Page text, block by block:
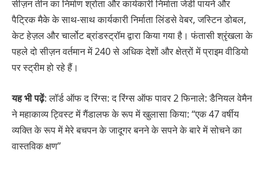
सीज़न तीन का निर्माण श्रोता और कार्यकारी निर्माता जेडी पायने और
पैट्रिक मैके के साथ-साथ कार्यकारी निर्माता लिंडसे वेबर, जस्टिन डोबल,
केट हेज़ल और चार्लोट ब्रांडस्ट्रॉम द्वारा किया गया है। फंतासी श्रृंखला के
पहले दो सीज़न वर्तमान में 240 से अधिक देशों और क्षेत्रों में प्राइम वीडियो
पर स्ट्रीम हो रहे हैं।
यह भी पढ़ें: लॉर्ड ऑफ द रिंग्स: द रिंग्स ऑफ पावर 2 फिनाले: डैनियल वेमैन
ने महाकाव्य ट्विस्ट में गैंडालफ के रूप में खुलासा किया: “एक 47 वर्षीय
व्यक्ति के रूप में मेरे बचपन के जादूगर बनने के सपने के बारे में सोचने का
वास्तविक क्षण”